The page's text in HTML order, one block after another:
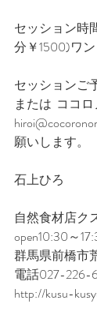
セッション時
分￥1500)ワ
セッションご
または  ココ
願いします。
石上ひろ
自然食材店ク
open10:30～
群馬県前橋市
電話027-226-
http://kusu-